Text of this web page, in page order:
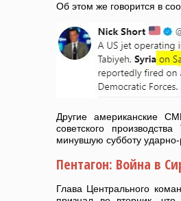
Об этом же говорится в
Другие американские
советского
минувшую субботу
Пентагон: Война в
Глава Центрального